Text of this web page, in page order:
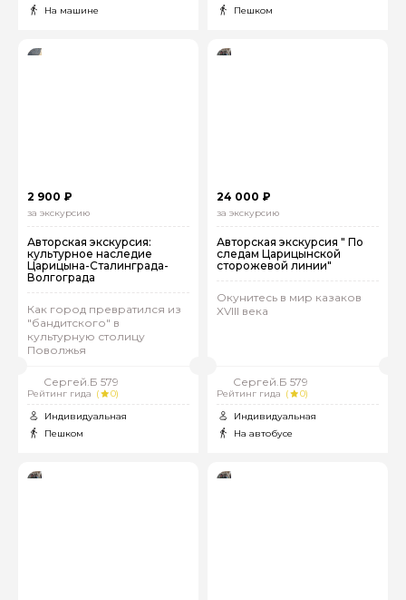
На машине
Пешком
2 900 ₽
за экскурсию
Авторская экскурсия:
культурное наследие
Царицына-Сталинграда-
Волгограда
Как город превратился из
"бандитского" в
культурную столицу
Поволжья
Сергей.Б 579
Рейтинг гида (
0)
Индивидуальная
Пешком
24 000 ₽
за экскурсию
Авторская экскурсия " По
следам Царицынской
сторожевой линии"
Окунитесь в мир казаков
XVIII века
Сергей.Б 579
Рейтинг гида (
0)
Индивидуальная
На автобусе